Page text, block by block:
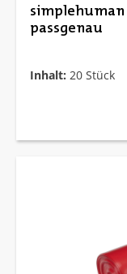
simplehuman
passgenau
Inhalt: 20 Stück